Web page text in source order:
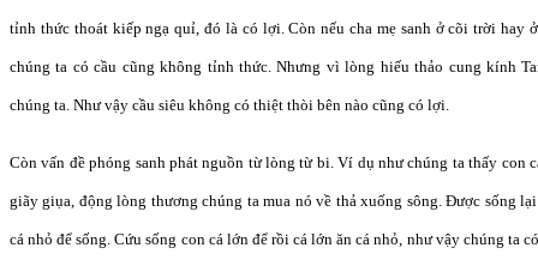
tỉnh thức thoát kiếp ngạ quỉ, đó là có lợi. Còn nếu cha mẹ sanh ở cõi trời hay
chúng ta có cầu cũng không tỉnh thức. Nhưng vì lòng hiếu thảo cung kính
chúng ta. Như vậy cầu siêu không có thiệt thòi bên nào cũng có lợi.
Còn vấn đề phóng sanh phát nguồn từ lòng từ bi. Ví dụ như chúng ta thấy con
giãy giụa, động lòng thương chúng ta mua nó về thả xuống sông. Được sống
cá nhỏ để sống. Cứu sống con cá lớn để rồi cá lớn ăn cá nhỏ, như vậy chúng ta